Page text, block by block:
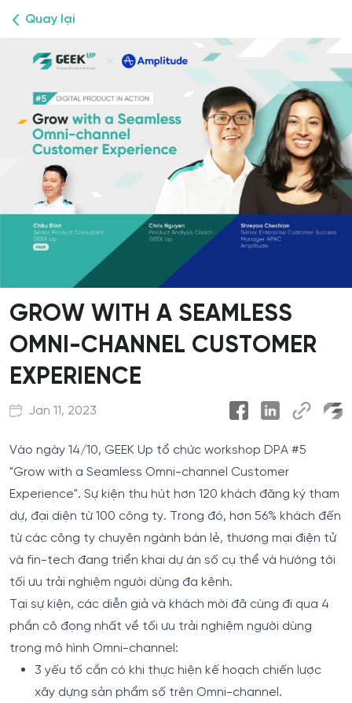
Quay lại
GROW WITH A SEAMLESS
OMNI-CHANNEL CUSTOMER
EXPERIENCE
Jan 11, 2023
Vào ngày 14/10, GEEK Up tổ chức workshop DPA #5
"Grow with a Seamless Omni-channel Customer
Experience". Sự kiện thu hút hơn 120 khách đăng ký tham
dự, đại diện từ 100 công ty. Trong đó, hơn 56% khách đến
từ các công ty chuyên ngành bán lẻ, thương mại điện tử
và fin-tech đang triển khai dự án số cụ thể và hướng tới
tối ưu trải nghiệm người dùng đa kênh.
Tại sự kiện, các diễn giả và khách mời đã cùng đi qua 4
phần cô đọng nhất về tối ưu trải nghiệm người dùng
trong mô hình Omni-channel:
3 yếu tố cần có khi thực hiện kế hoạch chiến lược
xây dựng sản phẩm số trên Omni-channel.